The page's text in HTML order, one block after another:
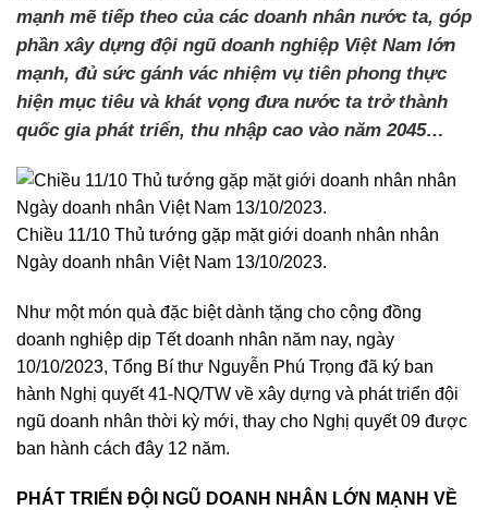
mạnh mẽ tiếp theo của các doanh nhân nước ta, góp
phần xây dựng đội ngũ doanh nghiệp Việt Nam lớn
mạnh, đủ sức gánh vác nhiệm vụ tiên phong thực
hiện mục tiêu và khát vọng đưa nước ta trở thành
quốc gia phát triển, thu nhập cao vào năm 2045…
Chiều 11/10 Thủ tướng gặp mặt giới doanh nhân nhân
Ngày doanh nhân Việt Nam 13/10/2023.
Như một món quà đặc biệt dành tặng cho cộng đồng
doanh nghiệp dịp Tết doanh nhân năm nay, ngày
10/10/2023, Tổng Bí thư Nguyễn Phú Trọng đã ký ban
hành Nghị quyết 41-NQ/TW về xây dựng và phát triển đội
ngũ doanh nhân thời kỳ mới, thay cho Nghị quyết 09 được
ban hành cách đây 12 năm.
PHÁT TRIỂN ĐỘI NGŨ DOANH NHÂN LỚN MẠNH VỀ